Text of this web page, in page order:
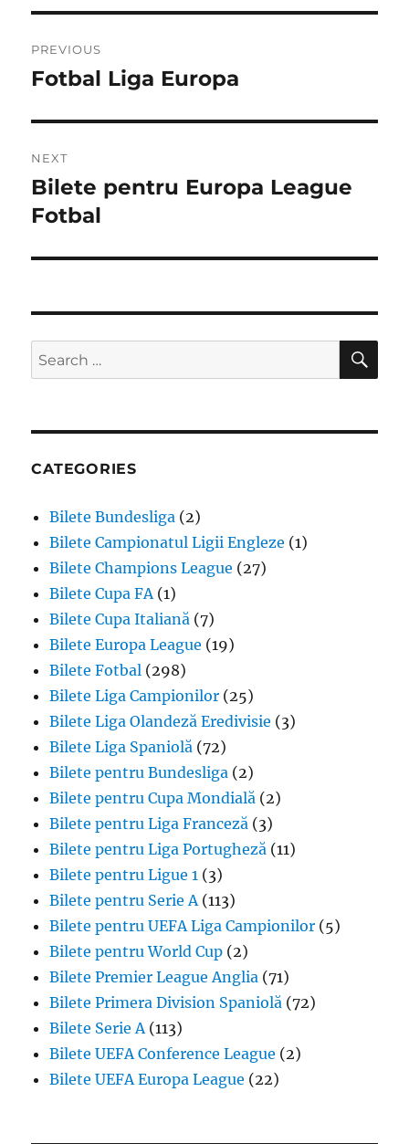
navigation
PREVIOUS
Previous
Fotbal Liga Europa
NEXT
Next
post:
Bilete pentru Europa League
Fotbal
Search
for:
CATEGORIES
Bilete Bundesliga (2)
Bilete Campionatul Ligii Engleze (1)
Bilete Champions League (27)
Bilete Cupa FA (1)
Bilete Cupa Italiană (7)
Bilete Europa League (19)
Bilete Fotbal (298)
Bilete Liga Campionilor (25)
Bilete Liga Olandeză Eredivisie (3)
Bilete Liga Spaniolă (72)
Bilete pentru Bundesliga (2)
Bilete pentru Cupa Mondială (2)
Bilete pentru Liga Franceză (3)
Bilete pentru Liga Portugheză (11)
Bilete pentru Ligue 1 (3)
Bilete pentru Serie A (113)
Bilete pentru UEFA Liga Campionilor (5)
Bilete pentru World Cup (2)
Bilete Premier League Anglia (71)
Bilete Primera Division Spaniolă (72)
Bilete Serie A (113)
Bilete UEFA Conference League (2)
Bilete UEFA Europa League (22)